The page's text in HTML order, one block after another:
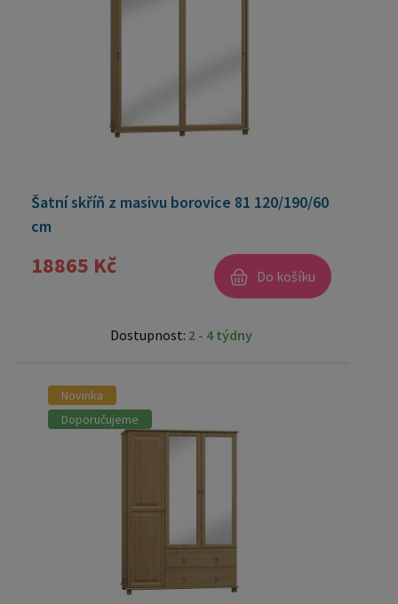
Šatní skříň z masivu borovice 81 120/190/60
cm
18865 Kč Do košíku
Dostupnost: 2 - 4 týdny
Novinka
Doporučujeme